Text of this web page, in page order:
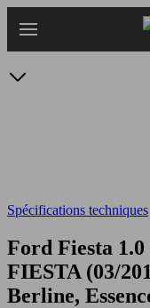
au
Spécifications techniques
Ford Fiesta 1.0
FIESTA (03/
Berline,